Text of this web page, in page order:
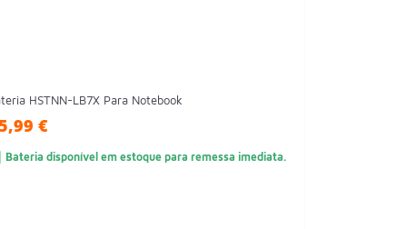
HSTNN-LB7X Para Notebook
€
Bateria disponível em estoque para remessa imediata.